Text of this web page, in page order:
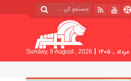
|
Sunday, 9 August , 2026